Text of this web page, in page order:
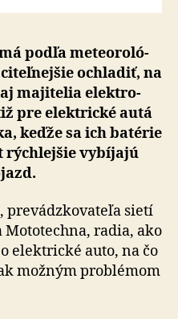
podľa me­te­o­ro­ló­
ochladiť, na
majitelia elek­tro­
pre elektrické autá
keďže sa ich batérie
rýchlejšie vybíjajú
prevádzkovateľa sietí
Mo­to­tech­na, radia, ako
elektrické auto, na čo
možným problémom